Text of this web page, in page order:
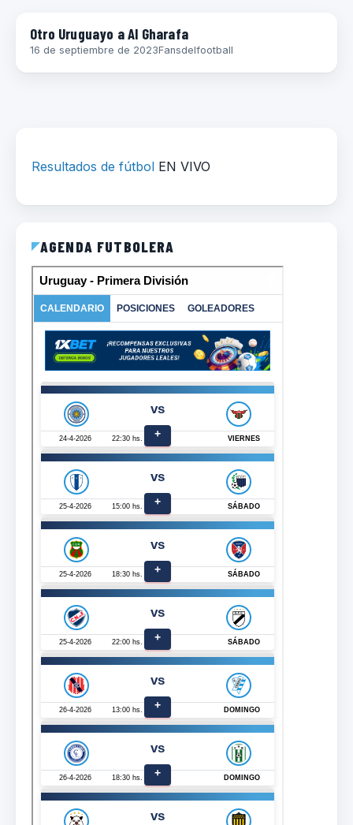
Otro Uruguayo a Al Gharafa
16 de septiembre de 2023Fansdelfootball
Resultados de fútbol EN VIVO
AGENDA FUTBOLERA